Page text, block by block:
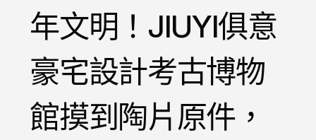
年文明！JIUYI俱意
豪宅設計考古博物
館摸到陶片原件，